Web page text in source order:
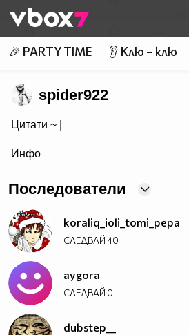
👾
🎉 PARTY TIME 👂 Клю – клю
spider922
Цитати ~
Инфо
Последователи
koraliq_ioli_tomi_pepa
СЛЕДВАЙ40
aygora
СЛЕДВАЙ 0
dubstep__